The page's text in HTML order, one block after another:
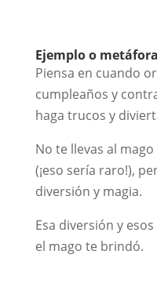
Ejemplo o
Piensa en cuando
cumpleaños y
haga trucos y
No te llevas al
(¡eso sería raro!),
diversión y magia.
Esa diversión y
el mago te brindó.